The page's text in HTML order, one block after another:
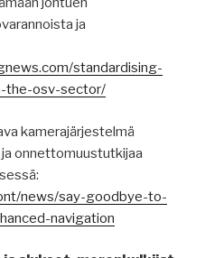
ja
standardising-
the-osv-sector/
kamerajärjestelmä
onnettomuustutkijaa
news/say-goodbye-to-
navigation